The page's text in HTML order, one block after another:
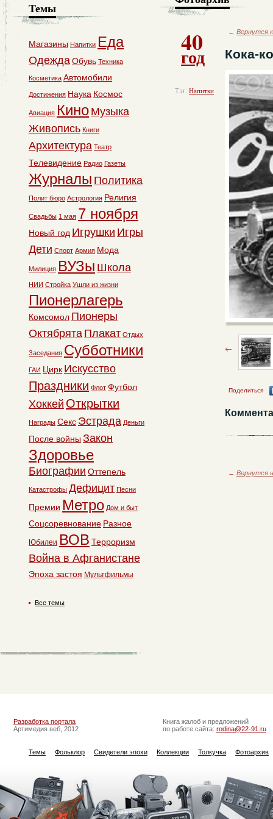
40
год
Тэг: Напитки
← Вернутся
Кока-
Поделиться
← Вернутся
Темы
Магазины Напитки Еда
ОдеждаОбувь Техника
Косметика Автомобили
Достижения Наука Космос
Авиация Кино Музыка
Живопись Книги
Архитектура Театр
Телевидение Радио Газеты
Журналы Политика
Полит бюро Астрология Религия
Свадьбы 1 мая 7 ноября
Новый год Игрушки Игры
Дети Спорт Армия Мода
Милиция ВУЗы Школа
НИИ Стройка Ушли из жизни
Пионерлагерь
Комсомол Пионеры
Октябрята Плакат Отдых
Заседания Субботники
ГАИ Цирк Искусство
Праздники Флот Футбол
Хоккей Открытки
Награды Секс Эстрада Деньги
После войны Закон
Здоровье
Биографии Оттепель
Катастрофы Дефицит Песни
Премии Метро Дом и быт
Соцсоревнование Разное
Юбилеи ВОВ Терроризм
Война в Афганистане
Эпоха застоя Мультфильмы
Все темы
Разработка портала
Артимедия веб, 2012
Книга жалоб и предложений
по работе сайта: rodina@22-91.ru
Темы Фольклор Свидетели эпохи Коллекции Толкучка Фотоархив